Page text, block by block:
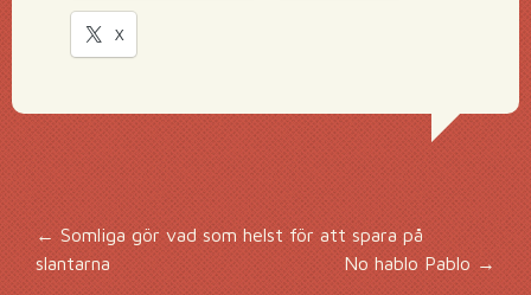
X
Inläggsnavigering
←Somliga gör vad som helst för att spara på
slantarna
No hablo Pablo →